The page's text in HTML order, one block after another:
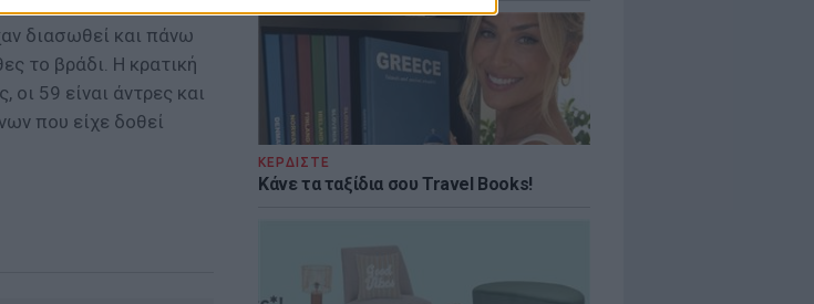
ΚΕΡΔΙΣΤΕ
Κάνε τα ταξίδια σου Travel Books!
διασωθεί και πάνω
το βράδι. Η κρατική
59 είναι άντρες και
που είχε δοθεί